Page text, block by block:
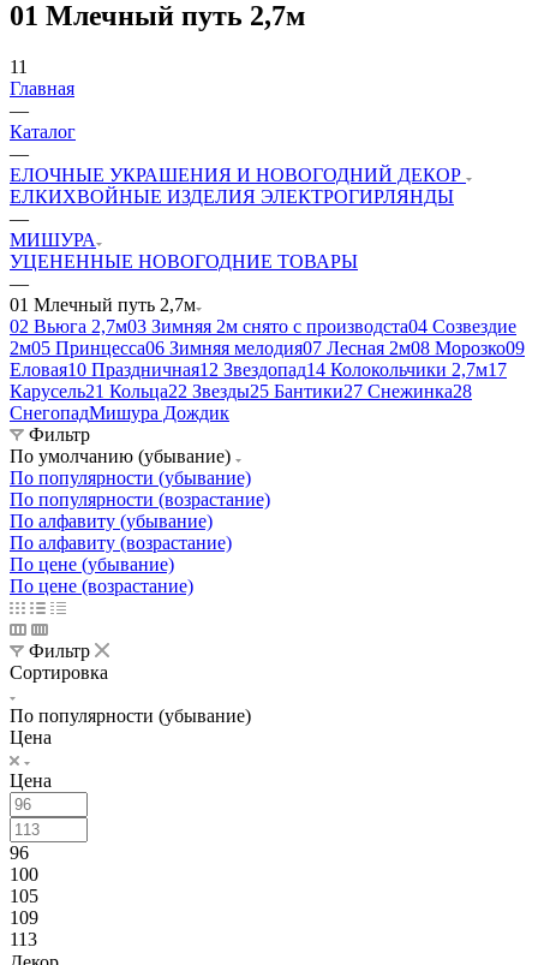
01 Млечный путь 2,7м
11
Главная
—
Каталог
—
ЕЛОЧНЫЕ УКРАШЕНИЯ И НОВОГОДНИЙ ДЕКОР
ЕЛКИХВОЙНЫЕ ИЗДЕЛИЯ ЭЛЕКТРОГИРЛЯНДЫ
—
МИШУРА
УЦЕНЕННЫЕ НОВОГОДНИЕ ТОВАРЫ
—
01 Млечный путь 2,7м
02 Вьюга 2,7м03 Зимняя 2м снято с производста04 Созвездие
2м05 Принцесса06 Зимняя мелодия07 Лесная 2м08 Морозко09
Еловая10 Праздничная12 Звездопад14 Колокольчики 2,7м17
Карусель21 Кольца22 Звезды25 Бантики27 Снежинка28
СнегопадМишура Дождик
Фильтр
По умолчанию (убывание)
По популярности (убывание)
По популярности (возрастание)
По алфавиту (убывание)
По алфавиту (возрастание)
По цене (убывание)
По цене (возрастание)
Фильтр
Сортировка
По популярности (убывание)
Цена
Цена
96
100
105
109
113